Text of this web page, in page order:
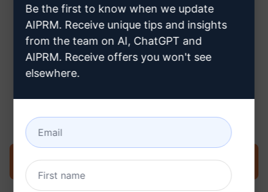
여기를 클릭하여 ChatGPT 계정을
만드는 방법을 알아보세요.
지금 ChatGPT에서 프롬프트를 사용해 보세요.
Be the first to know when we update
AIPRM. Receive unique tips and insights
from the team on AI, ChatGPT and
AIPRM. Receive offers you won't see
elsewhere.